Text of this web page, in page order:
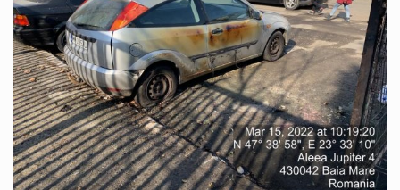
Proiectul pentru reconstrucția definitivă a podului peste râul Săsar din Baia Mare avansează într-o nouă etapă concretă. După asigurarea finanțării…
COD GALBEN. Interval de valabilitate: 07 august, ora 12.00 – 07 august, ora 23.00 / Fenomene vizate: instabilitate atmosferică, intensificări…